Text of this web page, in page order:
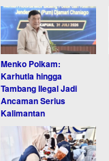
Menko Polkam:
Karhutla hingga
Tambang Ilegal Jadi
Ancaman Serius
Kalimantan